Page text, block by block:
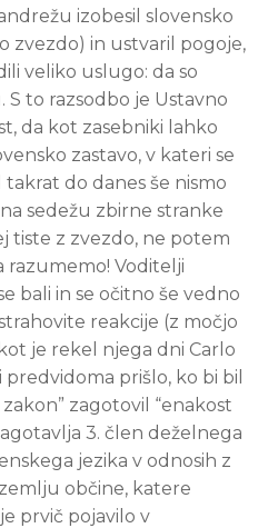
izobesil slovensko
zvezdo) in ustvaril pogoje,
veliko uslugo: da so
S to razsodbo je Ustavno
da kot zasebniki lahko
zastavo, v kateri se
do danes še nismo
sedežu zbirne stranke
tiste z zvezdo, ne potem
razumemo! Voditelji
bali in se očitno še vedno
reakcije (z močjo
je rekel njega dni Carlo
prišlo, ko bi bil
zagotovil “enakost
3. člen deželnega
jezika v odnosih z
občine, katere
prvič pojavilo v